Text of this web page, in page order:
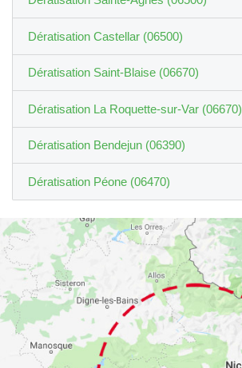
Dératisation Castellar (06500)
Dératisation Saint-Blaise (06670)
Dératisation La Roquette-sur-Var (06670)
Dératisation Bendejun (06390)
Dératisation Péone (06470)